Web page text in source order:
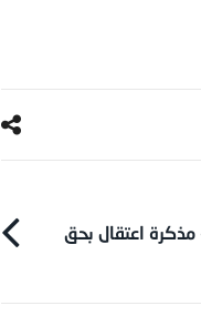
مذكرة اعتقال بحق